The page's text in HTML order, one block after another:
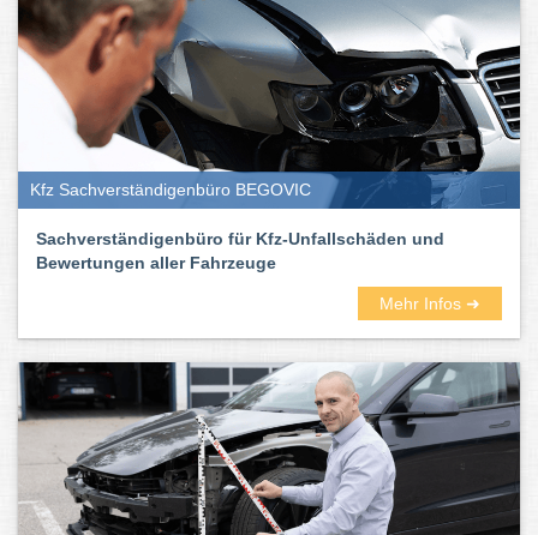
Kfz Sachverständigenbüro BEGOVIC
Sachverständigenbüro für Kfz-Unfallschäden und
Bewertungen aller Fahrzeuge
Mehr Infos ➜